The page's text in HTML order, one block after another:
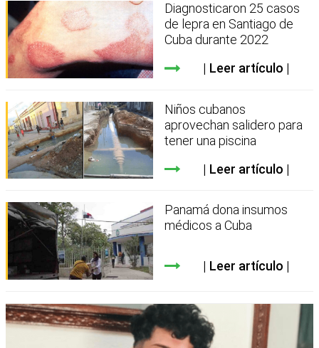
Diagnosticaron 25 casos
de lepra en Santiago de
Cuba durante 2022
Leer artículo
Niños cubanos
aprovechan salidero para
tener una piscina
Leer artículo
Panamá dona insumos
médicos a Cuba
Leer artículo